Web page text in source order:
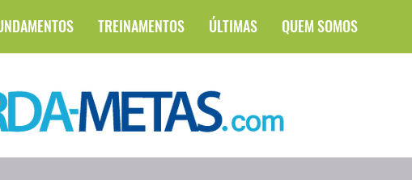
TREINAMENTOS ÚLTIMAS QUEM SOMOS